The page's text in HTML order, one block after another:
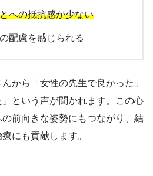
への抵抗感が少ない
配慮を感じられる
から「女性の先生で良かった」
」という声が聞かれます。この心
前向きな姿勢にもつながり、結
にも貢献します。